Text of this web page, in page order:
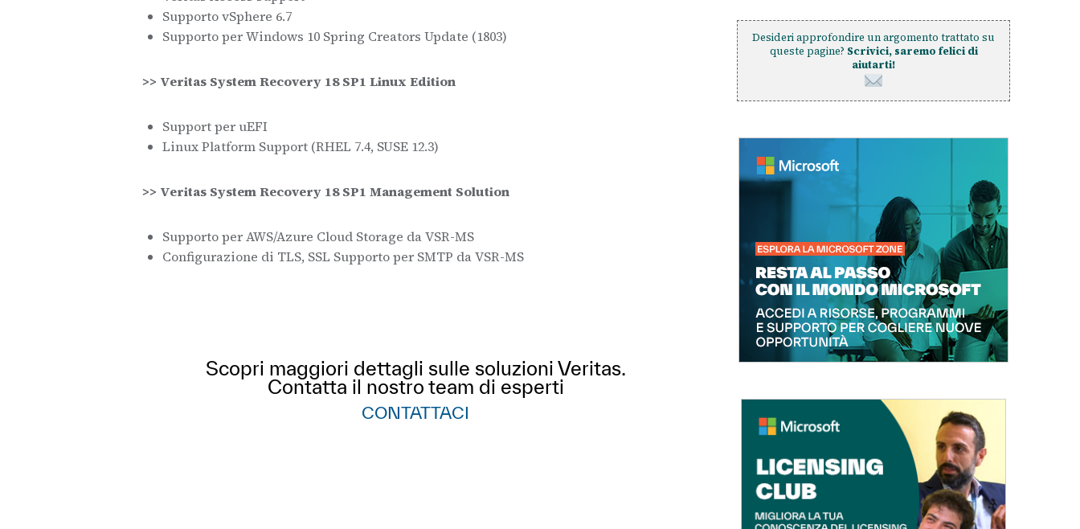
Supporto vSphere 6.7
Supporto per Windows 10 Spring Creators Update (1803)
>> Veritas System Recovery 18 SP1 Linux Edition
Support per uEFI
Linux Platform Support (RHEL 7.4, SUSE 12.3)
>> Veritas System Recovery 18 SP1 Management Solution
Supporto per AWS/Azure Cloud Storage da VSR-MS
Configurazione di TLS, SSL Supporto per SMTP da VSR-MS
Scopri maggiori dettagli sulle soluzioni Veritas.
Contatta il nostro team di esperti
CONTATTACI
Desideri approfondire un argomento trattato su
queste pagine? Scrivici, saremo felici di
aiutarti!